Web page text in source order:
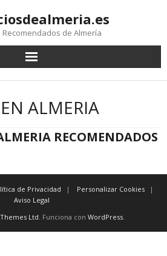
Recomendados de Almería
ALMERIA
RECOMENDADOS
de Privacidad
Personalizar Cookies
Aviso Legal
Ltd. Funciona con WordPress.